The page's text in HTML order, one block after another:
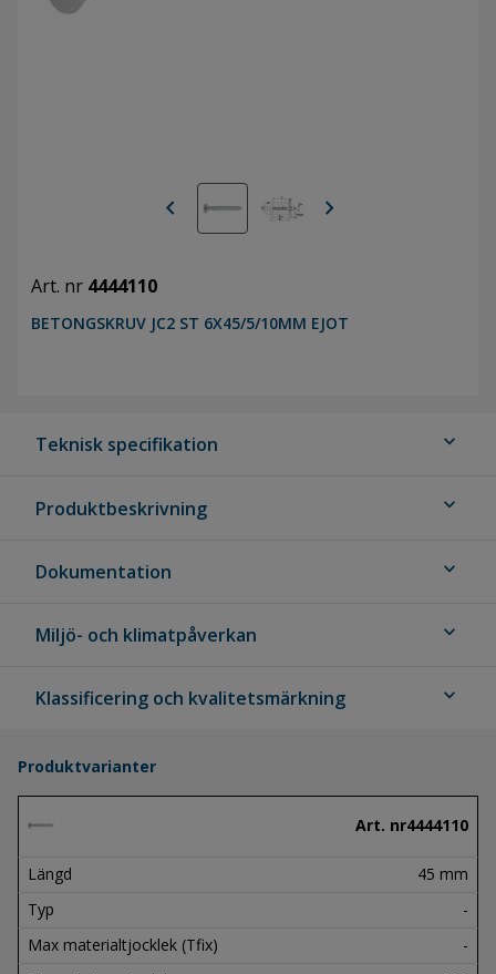
chevron_left chevron_right
Art. nr 4444110
BETONGSKRUV JC2 ST 6X45/5/10MM EJOT
Teknisk specifikation expand_more
Produktbeskrivning expand_more
Dokumentation expand_more
Miljö- och klimatpåverkan expand_more
Klassificering och kvalitetsmärkning expand_more
Produktvarianter
Art. nr4444110
Längd
45 mm
Typ
-
Max materialtjocklek (Tfix)
-